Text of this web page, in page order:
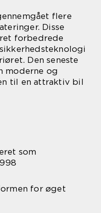
flere
Disse
forbedrede
Den seneste
moderne og
til en attraktiv bil
som
for øget